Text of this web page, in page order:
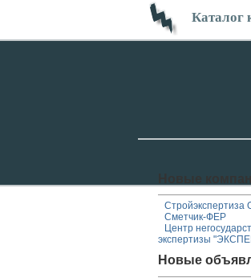
Каталог
Стройэкспертиза
Сметчик-ФЕР
Центр
экспертизы
Новые